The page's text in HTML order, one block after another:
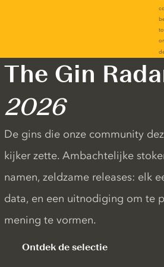
The Gin
2026
De gins die onze community
kijker zette. Ambachtelijke
namen, zeldzame releases: elk
data, en een uitnodiging om te
mening te vormen.
Ontdek de selectie